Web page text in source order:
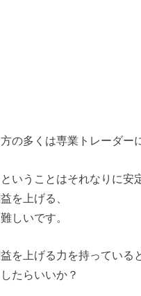
の多くは専業トレーダー
いうことはそれなりに安
を上げる、
しいです。
を上げる力を持っている
たらいいか？